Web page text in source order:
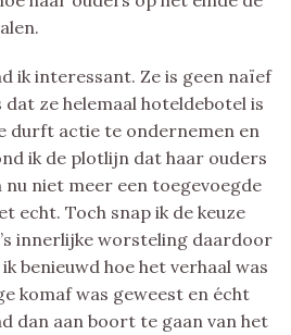
ik interessant. Ze is geen naïef
ze helemaal hoteldebotel is
durft actie te ondernemen en
ik de plotlijn dat haar ouders
niet meer een toegevoegde
echt. Toch snap ik de keuze
innerlijke worsteling daardoor
benieuwd hoe het verhaal was
komaf was geweest en écht
dan aan boort te gaan van het